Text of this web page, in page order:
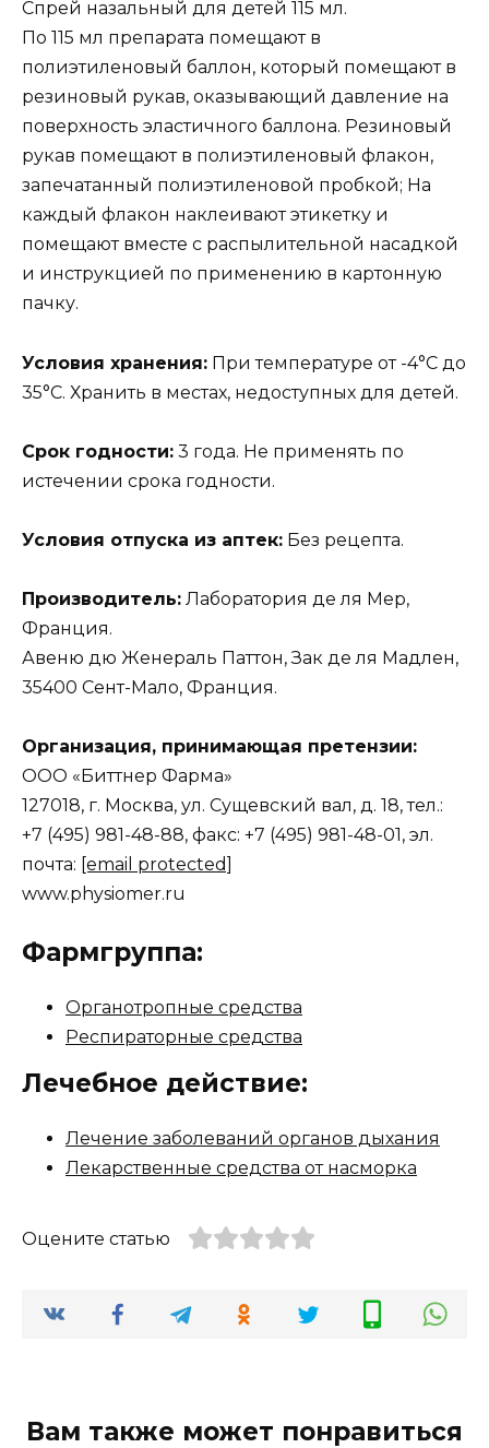
Спрей назальный для детей 115 мл.
По 115 мл препарата помещают в
полиэтиленовый баллон, который помещают в
резиновый рукав, оказывающий давление на
поверхность эластичного баллона. Резиновый
рукав помещают в полиэтиленовый флакон,
запечатанный полиэтиленовой пробкой; На
каждый флакон наклеивают этикетку и
помещают вместе с распылительной насадкой
и инструкцией по применению в картонную
пачку.
Условия хранения: При температуре от -4°С до
35°С. Хранить в местах, недоступных для детей.
Срок годности: 3 года. Не применять по
истечении срока годности.
Условия отпуска из аптек: Без рецепта.
Производитель: Лаборатория де ля Мер,
Франция.
Авеню дю Женераль Паттон, Зак де ля Мадлен,
35400 Сент-Мало, Франция.
Организация, принимающая претензии:
ООО «Биттнер Фарма»
127018, г. Москва, ул. Сущевский вал, д. 18, тел.:
+7 (495) 981-48-88, факс: +7 (495) 981-48-01, эл.
почта: [email protected]
www.physiomer.ru
Фармгруппа:
Органотропные средства
Респираторные средства
Лечебное действие:
Лечение заболеваний органов дыхания
Лекарственные средства от насморка
Оцените статью
Вам также может понравиться